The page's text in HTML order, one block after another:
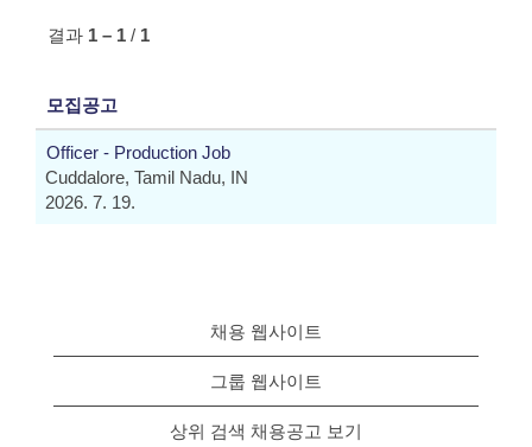
결과 1 – 1 / 1
모집공고
Officer - Production Job
Cuddalore, Tamil Nadu, IN
2026. 7. 19.
채용 웹사이트
그룹 웹사이트
상위 검색 채용공고 보기